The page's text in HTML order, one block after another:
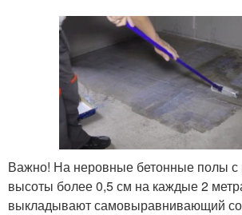
Важно! На неровные бетонные полы с
высоты более 0,5 см на каждые 2
выкладывают самовыравнивающий